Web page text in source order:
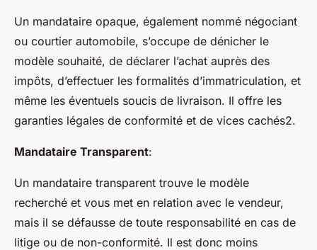
Un mandataire opaque, également nommé négociant
ou courtier automobile, s’occupe de dénicher le
modèle souhaité, de déclarer l’achat auprès des
impôts, d’effectuer les formalités d’immatriculation, et
même les éventuels soucis de livraison. Il offre les
garanties légales de conformité et de vices cachés2.
Mandataire Transparent:
Un mandataire transparent trouve le modèle
recherché et vous met en relation avec le vendeur,
mais il se défausse de toute responsabilité en cas de
litige ou de non-conformité. Il est donc moins